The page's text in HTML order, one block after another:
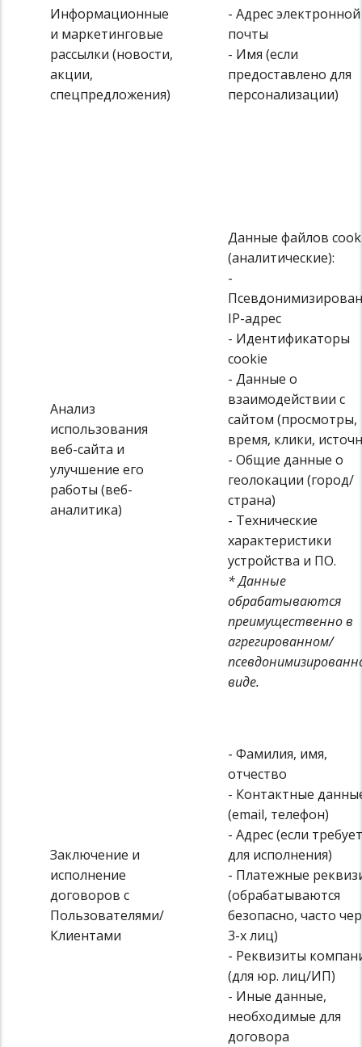
Информационные
и маркетинговые
рассылки (новости,
акции,
спецпредложения)
- Адрес электронной
почты
- Имя (если
предоставлено для
персонализации)
Анализ
использования
веб-сайта и
улучшение его
работы (веб-
аналитика)
Данные файлов
(аналитические):
-
IP-адрес
- Идентификаторы
cookie
- Данные о
взаимодействии с
сайтом (просмотры,
время, клики,
- Общие данные о
геолокации (город/
страна)
- Технические
характеристики
устройства и ПО.
* Данные
обрабатываются
преимущественно в
агрегированном/
виде.
Заключение и
исполнение
договоров с
Пользователями/
Клиентами
- Фамилия, имя,
отчество
- Контактные
(email, телефон)
- Адрес (если
для исполнения)
- Платежные
(обрабатываются
безопасно, часто
3-х лиц)
- Реквизиты
(для юр. лиц/ИП)
- Иные данные,
необходимые для
договора